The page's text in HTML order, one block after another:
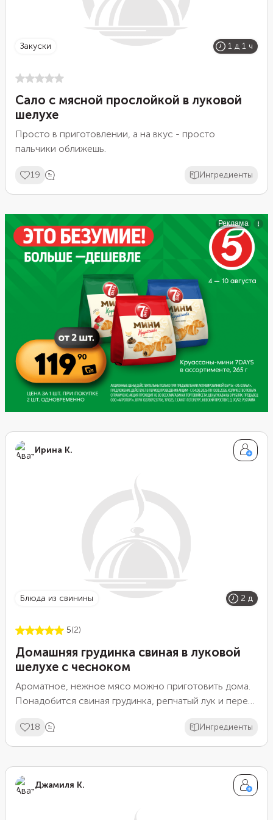
закуски 1 д 1 ч
Сало с мясной прослойкой в луковой
шелухе
Просто в приготовлении, а на вкус - просто
пальчики оближешь.
19 Ингредиенты
Ирина К.
блюда из свинины 2 д
5(2)
Домашняя грудинка свиная в луковой
шелухе с чесноком
Ароматное, нежное мясо можно приготовить дома.
Понадобится свиная грудинка, репчатый лук и перец
18 Ингредиенты
Джамиля К.